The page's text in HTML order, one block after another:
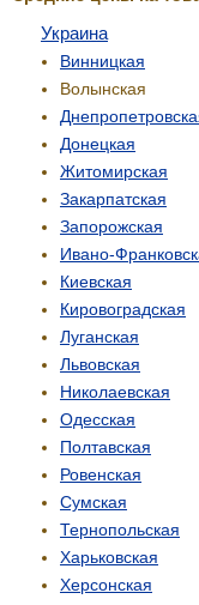
Украина
Винницкая
Волынская
Донецкая
Житомирская
Закарпатская
Запорожская
Ивано-
Киевская
Кировоградская
Луганская
Львовская
Николаевская
Одесская
Полтавская
Ровенская
Сумская
Тернопольская
Харьковская
Херсонская